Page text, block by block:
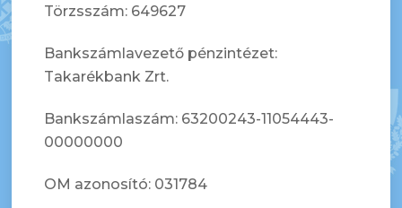
Törzsszám: 649627
Bankszámlavezető pénzintézet:
Takarékbank Zrt.
Bankszámlaszám: 63200243-11054443-
00000000
OM azonosító: 031784